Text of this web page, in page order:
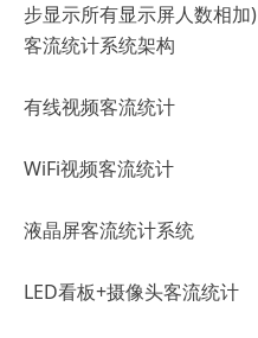
步显示所有显示屏人数相加)
客流统计系统架构
有线视频客流统计
WiFi视频客流统计
液晶屏客流统计系统
LED看板+摄像头客流统计